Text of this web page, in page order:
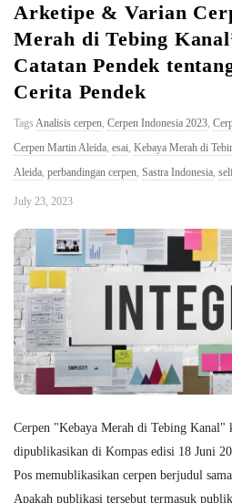
Arketipe & Varian
Merah di Tebing
Catatan Pendek
Cerita Pendek
Tags Analisis cerpen, Cerpen Indonesia 2023,
Cerpen Martin Aleida, esai, Kebaya Merah di
Aleida, perbandingan cerpen, Sastra Indonesia,
July 23, 2023
Cerpen "Kebaya Merah di Tebing Kanal"
dipublikasikan di Kompas edisi 18 Juni
Pos memublikasikan cerpen berjudul
Apakah publikasi tersebut termasuk